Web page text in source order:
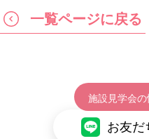
一覧ページに戻る
施設見学会の
お友だ